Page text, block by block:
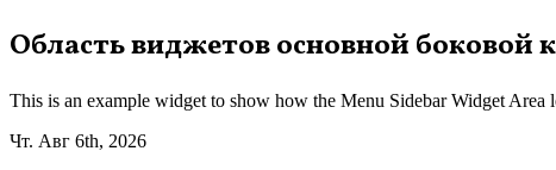
Перейти
к
Область виджетов основной боковой
This is an example widget to show how the Menu Sidebar Widget
Чт. Авг 6th, 2026